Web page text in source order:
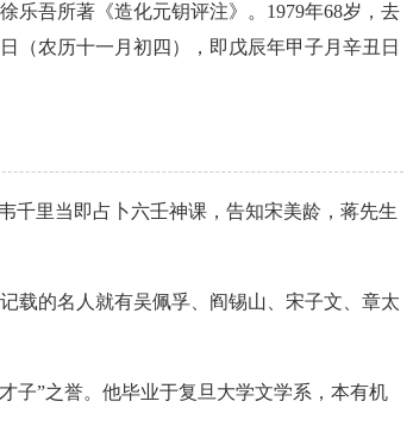
乐吾所著《造化元钥评注》。1979年68岁，去
（农历十一月初四），即戊辰年甲子月辛丑日
千里当即占卜六壬神课，告知宋美龄，蒋先生
载的名人就有吴佩孚、阎锡山、宋子文、章太
子”之誉。他毕业于复旦大学文学系，本有机